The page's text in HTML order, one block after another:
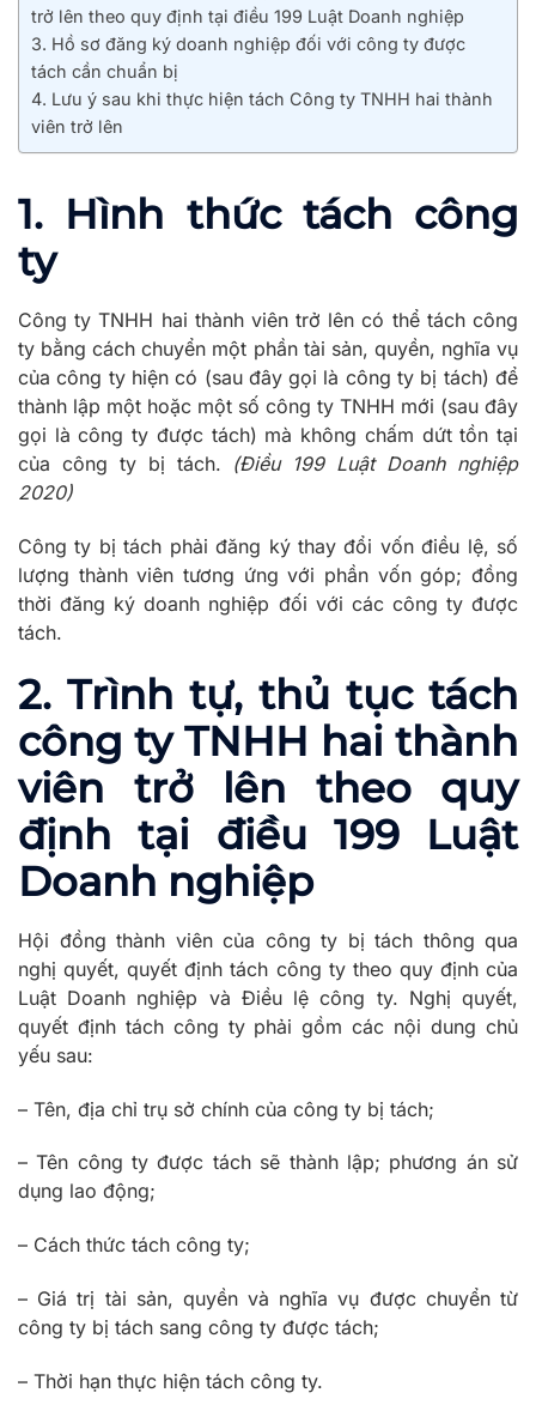
trở lên theo quy định tại điều 199 Luật Doanh nghiệp
3. Hồ sơ đăng ký doanh nghiệp đối với công ty được
tách cần chuẩn bị
4. Lưu ý sau khi thực hiện tách Công ty TNHH hai thành
viên trở lên
1. Hình thức tách công
ty
Công ty TNHH hai thành viên trở lên có thể tách công
ty bằng cách chuyển một phần tài sản, quyền, nghĩa vụ
của công ty hiện có (sau đây gọi là công ty bị tách) để
thành lập một hoặc một số công ty TNHH mới (sau đây
gọi là công ty được tách) mà không chấm dứt tồn tại
của công ty bị tách. (Điều 199 Luật Doanh nghiệp
2020)
Công ty bị tách phải đăng ký thay đổi vốn điều lệ, số
lượng thành viên tương ứng với phần vốn góp; đồng
thời đăng ký doanh nghiệp đối với các công ty được
tách.
2. Trình tự, thủ tục tách
công ty TNHH hai thành
viên trở lên theo quy
định tại điều 199 Luật
Doanh nghiệp
Hội đồng thành viên của công ty bị tách thông qua
nghị quyết, quyết định tách công ty theo quy định của
Luật Doanh nghiệp và Điều lệ công ty. Nghị quyết,
quyết định tách công ty phải gồm các nội dung chủ
yếu sau:
– Tên, địa chỉ trụ sở chính của công ty bị tách;
– Tên công ty được tách sẽ thành lập; phương án sử
dụng lao động;
– Cách thức tách công ty;
– Giá trị tài sản, quyền và nghĩa vụ được chuyển từ
công ty bị tách sang công ty được tách;
– Thời hạn thực hiện tách công ty.